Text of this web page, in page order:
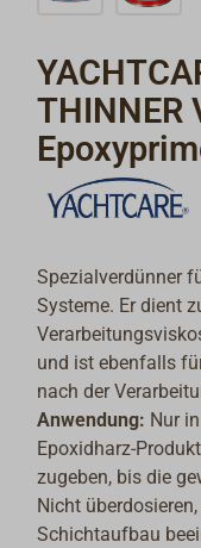
THINNER
Spezialverdünner
Systeme. Er dient
und ist ebenfalls
nach der
Anwendung: Nur
Epoxidharz-
zugeben, bis die
Nicht
Schichtaufbau